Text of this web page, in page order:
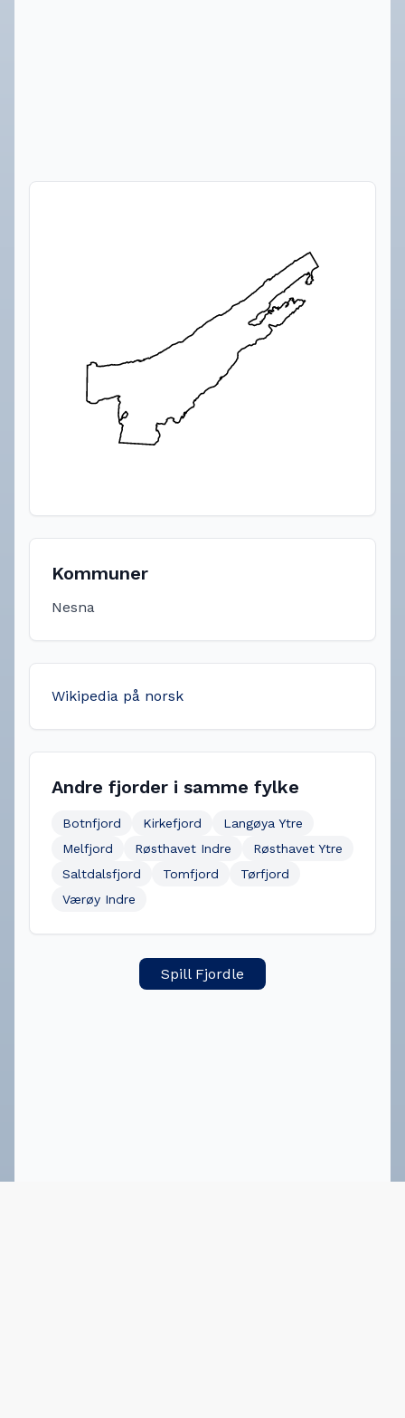
Kommuner
Nesna
Wikipedia på norsk
Andre fjorder i samme fylke
Botnfjord Kirkefjord
Langøya Ytre
Melfjord
Røsthavet Indre
Røsthavet Ytre
Saltdalsfjord
Tomfjord
Tørfjord
Værøy Indre
Spill Fjordle